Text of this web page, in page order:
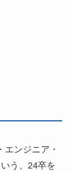
ンジニア・
う、24卒を